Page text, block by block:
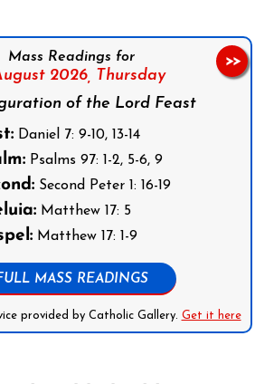
Mass Readings for
2026,
Thursday
of the Lord Feast
Daniel 7: 9-10, 13-14
Psalms 97: 1-2, 5-6, 9
Second Peter 1: 16-19
Matthew 17: 5
Matthew 17: 1-9
MASS READINGS
provided by Catholic Gallery. Get it here
>>